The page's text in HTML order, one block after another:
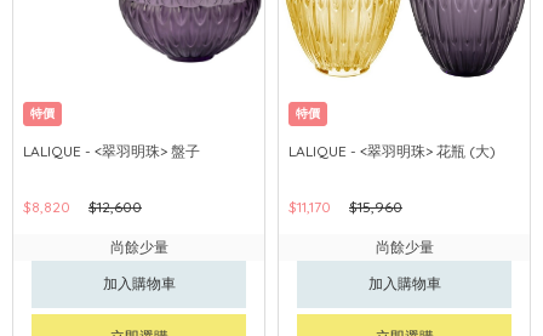
特價
LALIQUE - <翠羽明珠> 盤子
$8,820 $12,600
尚餘少量
加入購物車
特價
LALIQUE - <翠羽明珠> 花瓶 (大)
$11,170 $15,960
尚餘少量
加入購物車